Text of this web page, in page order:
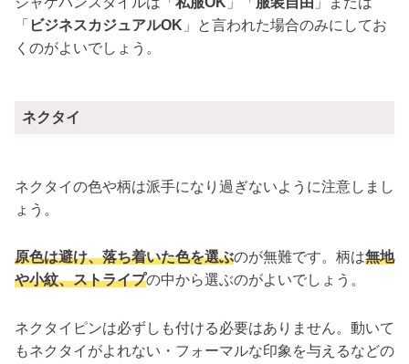
「 ビジネスカジュアルOK 」と言われた場合のみにしてお
くのがよいでしょう。
ネクタイ
ネクタイの色や柄は派手になり過ぎないように注意しまし
ょう。
原色は避け、落ち着いた色を選ぶのが無難です。柄は無地
や小紋、ストライプの中から選ぶのがよいでしょう。
ネクタイピンは必ずしも付ける必要はありません。動いて
もネクタイがよれない・フォーマルな印象を与えるなどの